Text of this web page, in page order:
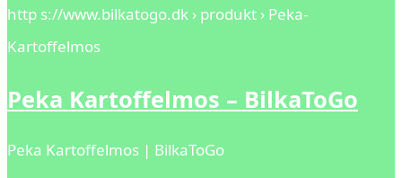
http s://www.bilkatogo.dk › produkt › Peka-
Kartoffelmos
Peka Kartoffelmos – BilkaToGo
Peka Kartoffelmos | BilkaToGo